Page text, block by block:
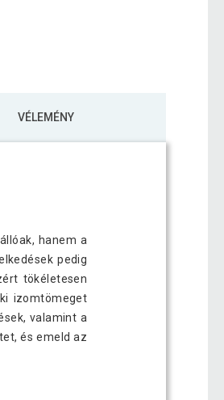
VÉLEMÉNY
hanem a
pedig
tökéletesen
izomtömeget
valamint a
és emeld az